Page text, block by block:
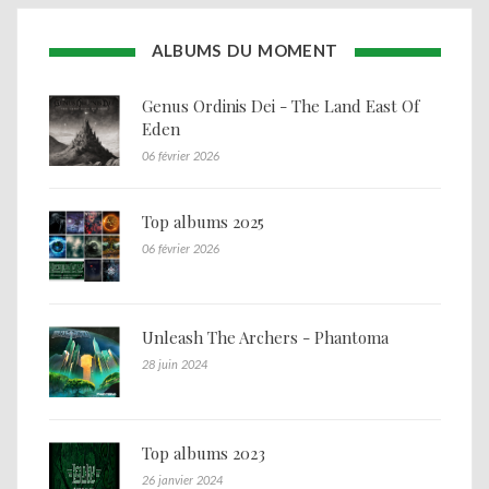
ALBUMS DU MOMENT
Genus Ordinis Dei - The Land East Of
Eden
06 février 2026
Top albums 2025
06 février 2026
Unleash The Archers - Phantoma
28 juin 2024
Top albums 2023
26 janvier 2024